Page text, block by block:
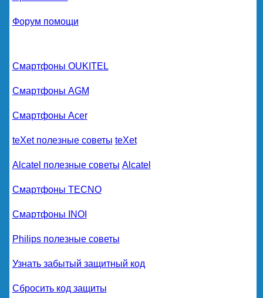
Форум помощи
Смартфоны OUKITEL
Смартфоны AGM
Смартфоны Acer
teXet полезные советы teXet
Alcatel полезные советы Alcatel
Смартфоны TECNO
Смартфоны INOI
Philips полезные советы
Узнать забытый защитный код
Сбросить код защиты